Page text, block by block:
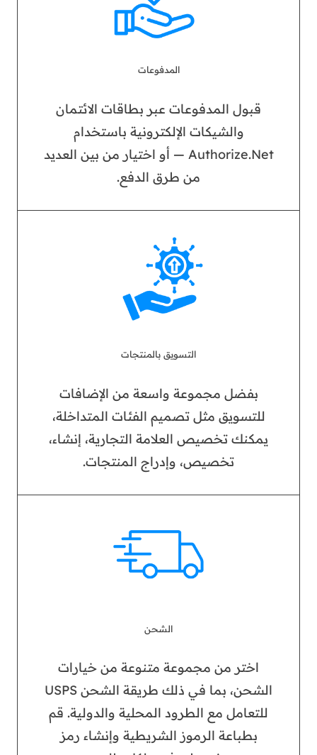
المدفوعات
قبول المدفوعات عبر بطاقات الائتمان
والشيكات الإلكترونية باستخدام
Authorize.Net — أو اختيار من بين العديد
من طرق الدفع.
التسويق بالمنتجات
بفضل مجموعة واسعة من الإضافات
للتسويق مثل تصميم الفئات المتداخلة،
يمكنك تخصيص العلامة التجارية، إنشاء،
تخصيص، وإدراج المنتجات.
الشحن
اختر من مجموعة متنوعة من خيارات
الشحن، بما في ذلك طريقة الشحن USPS
للتعامل مع الطرود المحلية والدولية. قم
بطباعة الرموز الشريطية وإنشاء رمز